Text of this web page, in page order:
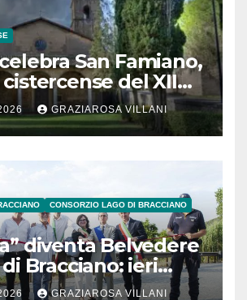
San Famiano,
del XII
GRAZIAROSA VILLANI
CONSORZIO LAGO DI BRACCIANO
diventa Belvedere
Bracciano: ieri
GRAZIAROSA VILLANI